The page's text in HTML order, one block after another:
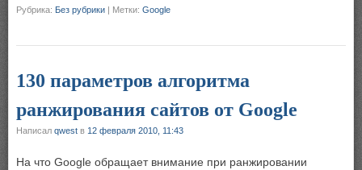
Рубрика: Без рубрики Метки: Google
130 параметров алгоритма
ранжирования сайтов от Google
Написал qwest в 12 февраля 2010, 11:43
На что Google обращает внимание при ранжировании